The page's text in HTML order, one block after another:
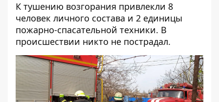
К тушению возгорания привлекли 8
человек личного состава и 2 единицы
пожарно-спасательной техники. В
происшествии никто не пострадал.